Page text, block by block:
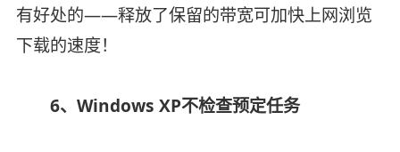
有好处的——释放了保留的带宽可加快上网浏览
下载的速度！
6、Windows XP不检查预定任务